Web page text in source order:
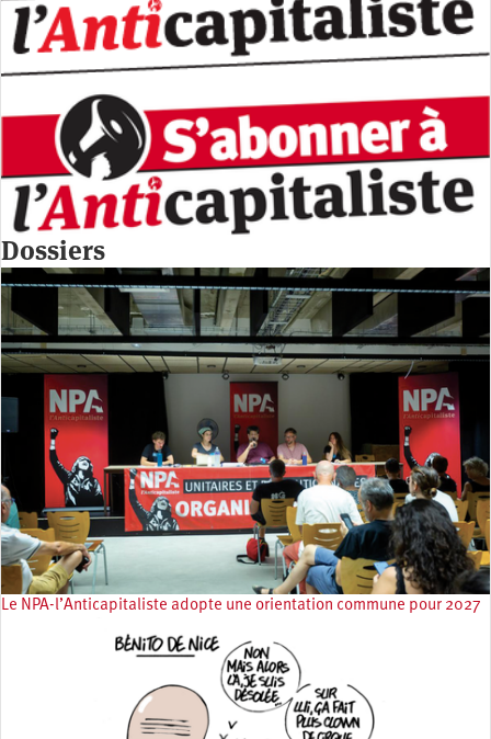
Dossiers
Le NPA-l’Anticapitaliste adopte une orientation commune pour 2027